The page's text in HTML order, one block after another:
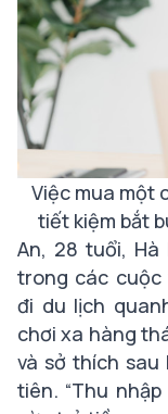
Việc mua một
tiết kiệm bắt
An, 28 tuổi,
trong các cuộc
đi du lịch
chơi xa hàng
và sở thích sau
tiên. “Thu